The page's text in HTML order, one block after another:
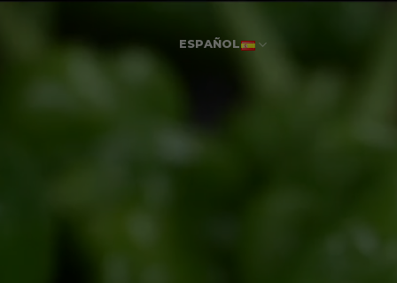
ESPAÑOL